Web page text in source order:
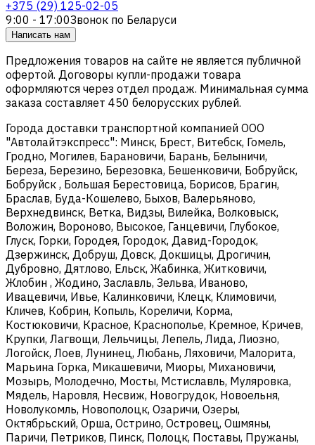
+375 (29) 125-02-05
9:00 - 17:00Звонок по Беларуси
Написать нам
Предложения товаров на сайте не является публичной
офертой. Договоры купли-продажи товара
оформляются через отдел продаж. Минимальная сумма
заказа составляет 450 белорусских рублей.
Города доставки транспортной компанией ООО
"Автолайтэкспресс": Минск, Брест, Витебск, Гомель,
Гродно, Могилев, Барановичи, Барань, Белыничи,
Береза, Березино, Березовка, Бешенковичи, Бобруйск,
Бобруйск , Большая Берестовица, Борисов, Брагин,
Браслав, Буда-Кошелево, Быхов, Валерьяново,
Верхнедвинск, Ветка, Видзы, Вилейка, Волковыск,
Воложин, Вороново, Высокое, Ганцевичи, Глубокое,
Глуск, Горки, Городея, Городок, Давид-Городок,
Дзержинск, Добруш, Довск, Докшицы, Дрогичин,
Дубровно, Дятлово, Ельск, Жабинка, Житковичи,
Жлобин , Жодино, Заславль, Зельва, Иваново,
Ивацевичи, Ивье, Калинковичи, Клецк, Климовичи,
Кличев, Кобрин, Копыль, Кореличи, Корма,
Костюковичи, Красное, Краснополье, Кремное, Кричев,
Крупки, Лагвощи, Лельчицы, Лепель, Лида, Лиозно,
Логойск, Лоев, Лунинец, Любань, Ляховичи, Малорита,
Марьина Горка, Микашевичи, Миоры, Михановичи,
Мозырь, Молодечно, Мосты, Мстиславль, Муляровка,
Мядель, Наровля, Несвиж, Новогрудок, Новоельня,
Новолукомль, Новополоцк, Озаричи, Озеры,
Октябрьский, Орша, Острино, Островец, Ошмяны,
Паричи, Петриков, Пинск, Полоцк, Поставы, Пружаны,